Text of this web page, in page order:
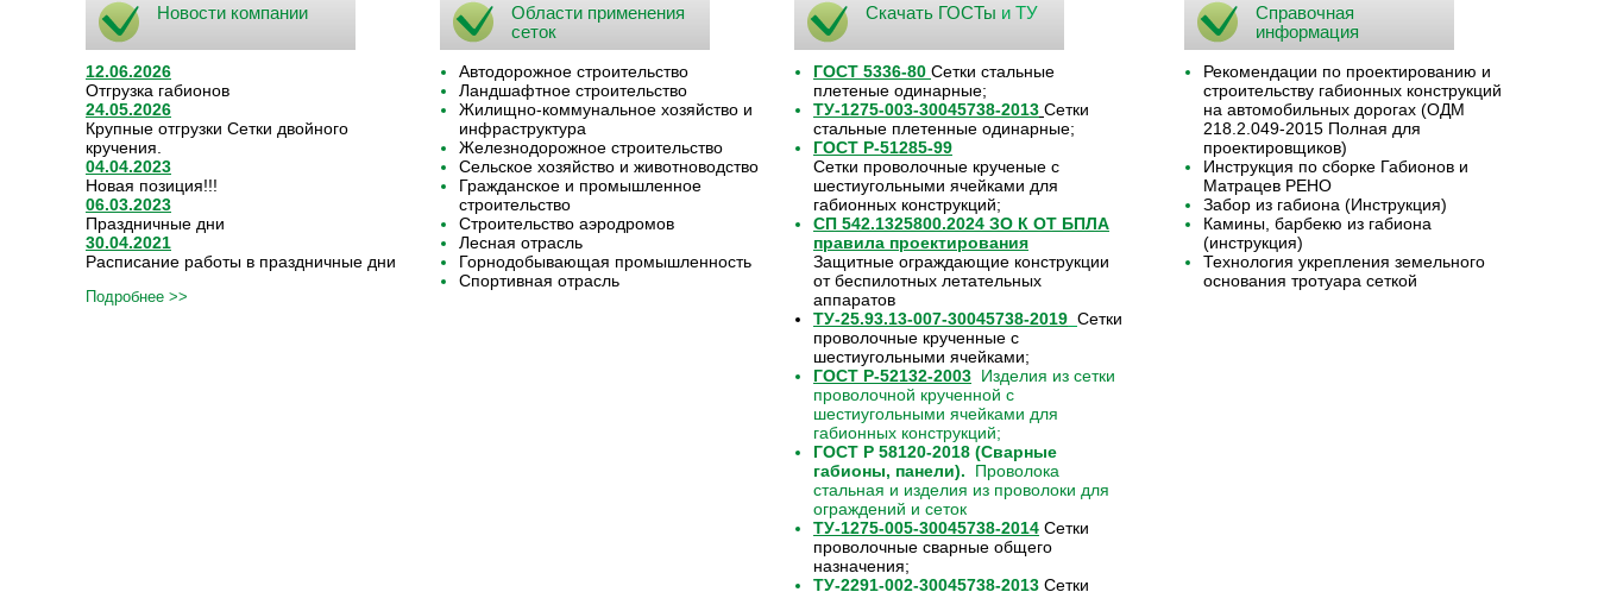
Новости компании
12.06.2026
Отгрузка габионов
24.05.2026
Крупные отгрузки Сетки двойного
кручения.
04.04.2023
Новая позиция!!!
06.03.2023
Праздничные дни
30.04.2021
Расписание работы в праздничные дни
Подробнее >>
Области применения
сеток
Автодорожное строительство
Ландшафтное строительство
Жилищно-коммунальное хозяйство и
инфраструктура
Железнодорожное строительство
Сельское хозяйство и животноводство
Гражданское и промышленное
строительство
Строительство аэродромов
Лесная отрасль
Горнодобывающая промышленность
Спортивная отрасль
Скачать ГОСТы и ТУ
ГОСТ 5336-80 Сетки стальные
плетеные одинарные;
ТУ-1275-003-30045738-2013 Сетки
стальные плетенные одинарные;
ГОСТ Р-51285-99
Сетки проволочные крученые с
шестиугольными ячейками для
габионных конструкций;
СП 542.1325800.2024 ЗО К ОТ БПЛА
правила проектирования
Защитные ограждающие конструкции
от беспилотных летательных
аппаратов
ТУ-25.93.13-007-30045738-2019 Сетки
проволочные крученные с
шестиугольными ячейками;
ГОСТ Р-52132-2003 Изделия из сетки
проволочной крученной с
шестиугольными ячейками для
габионных конструкций;
ГОСТ Р 58120-2018 (Сварные
габионы, панели). Проволока
стальная и изделия из проволоки для
ограждений и сеток
ТУ-1275-005-30045738-2014 Сетки
проволочные сварные общего
назначения;
ТУ-2291-002-30045738-2013 Сетки
Справочная
информация
Рекомендации по проектированию и
строительству габионных конструкций
на автомобильных дорогах (ОДМ
218.2.049-2015 Полная для
проектировщиков)
Инструкция по сборке Габионов и
Матрацев РЕНО
Забор из габиона (Инструкция)
Камины, барбекю из габиона
(инструкция)
Технология укрепления земельного
основания тротуара сеткой